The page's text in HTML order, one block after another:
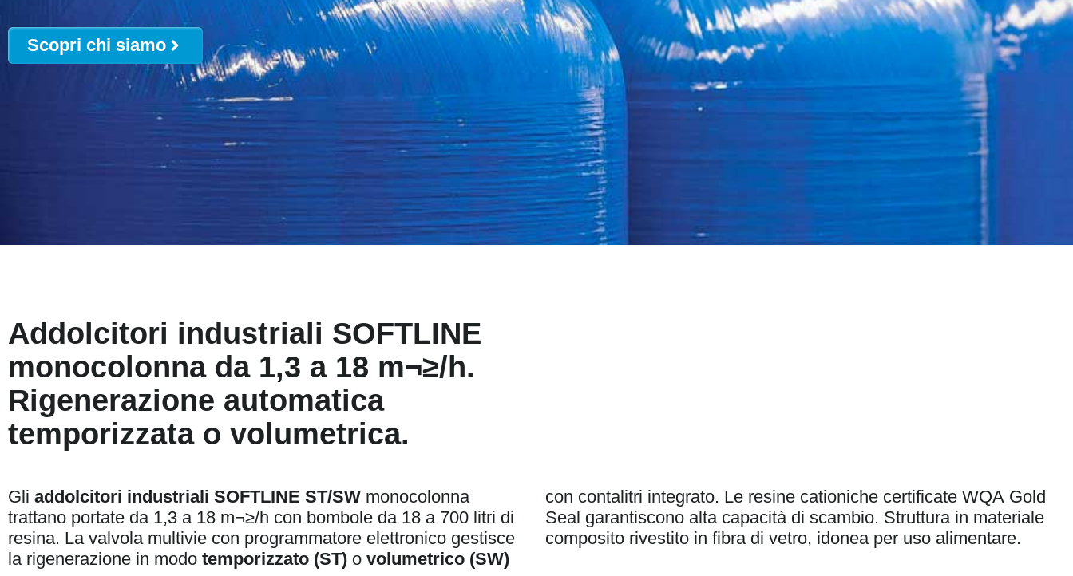
Scopri chi siamo
Addolcitori industriali SOFTLINE
monocolonna da 1,3 a 18 m¬≥/h.
Rigenerazione automatica
temporizzata o volumetrica.
Gli addolcitori industriali SOFTLINE ST/SW monocolonna
trattano portate da 1,3 a 18 m¬≥/h con bombole da 18 a 700 litri di
resina. La valvola multivie con programmatore elettronico gestisce
la rigenerazione in modo temporizzato (ST) o volumetrico (SW)
con contalitri integrato. Le resine cationiche certificate WQA Gold
Seal garantiscono alta capacità di scambio. Struttura in materiale
composito rivestito in fibra di vetro, idonea per uso alimentare.